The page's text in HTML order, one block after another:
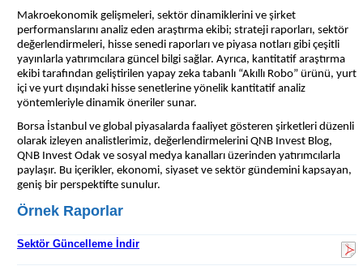
Makroekonomik gelişmeleri, sektör dinamiklerini ve şirket
performanslarını analiz eden araştırma ekibi; strateji raporları, sektör
değerlendirmeleri, hisse senedi raporları ve piyasa notları gibi çeşitli
yayınlarla yatırımcılara güncel bilgi sağlar. Ayrıca, kantitatif araştırma
ekibi tarafından geliştirilen yapay zeka tabanlı “Akıllı Robo” ürünü, yurt
içi ve yurt dışındaki hisse senetlerine yönelik kantitatif analiz
yöntemleriyle dinamik öneriler sunar.
Borsa İstanbul ve global piyasalarda faaliyet gösteren şirketleri düzenli
olarak izleyen analistlerimiz, değerlendirmelerini QNB Invest Blog,
QNB Invest Odak ve sosyal medya kanalları üzerinden yatırımcılarla
paylaşır. Bu içerikler, ekonomi, siyaset ve sektör gündemini kapsayan,
geniş bir perspektifte sunulur.
Örnek Raporlar
Sektör Güncelleme İndir